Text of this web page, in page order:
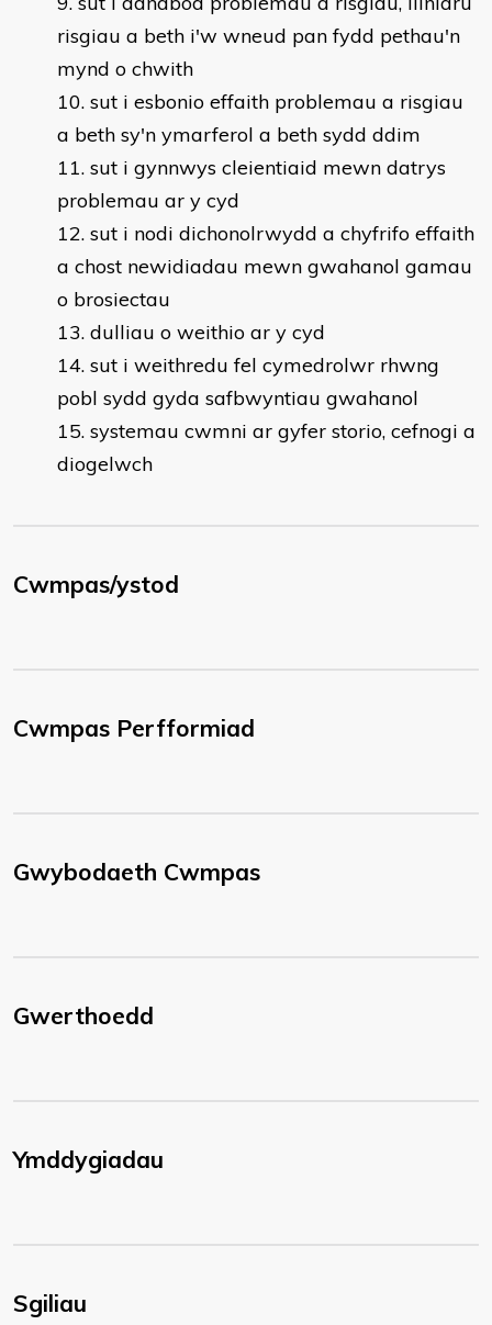
risgiau a beth i'w wneud pan fydd pethau'n
mynd o chwith
sut i esbonio effaith problemau a risgiau
a beth sy'n ymarferol a beth sydd ddim
sut i gynnwys cleientiaid mewn datrys
problemau ar y cyd
sut i nodi dichonolrwydd a chyfrifo effaith
a chost newidiadau mewn gwahanol gamau
o brosiectau
dulliau o weithio ar y cyd
sut i weithredu fel cymedrolwr rhwng
pobl sydd gyda safbwyntiau gwahanol
systemau cwmni ar gyfer storio, cefnogi a
diogelwch
Cwmpas/ystod
Cwmpas Perfformiad
Gwybodaeth Cwmpas
Gwerthoedd
Ymddygiadau
Sgiliau